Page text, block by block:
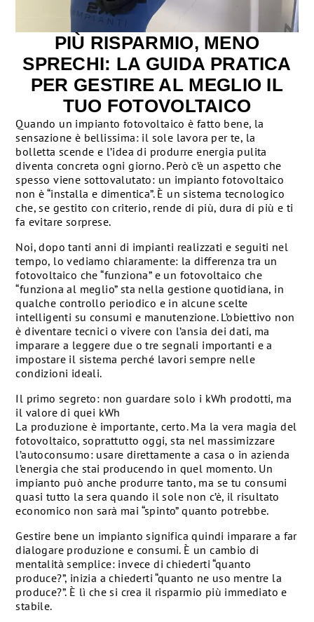
PIÙ RISPARMIO, MENO
SPRECHI: LA GUIDA PRATICA
PER GESTIRE AL MEGLIO IL
TUO FOTOVOLTAICO
Quando un impianto fotovoltaico è fatto bene, la
sensazione è bellissima: il sole lavora per te, la
bolletta scende e l’idea di produrre energia pulita
diventa concreta ogni giorno. Però c’è un aspetto che
spesso viene sottovalutato: un impianto fotovoltaico
non è “installa e dimentica”. È un sistema tecnologico
che, se gestito con criterio, rende di più, dura di più e ti
fa evitare sorprese.
Noi, dopo tanti anni di impianti realizzati e seguiti nel
tempo, lo vediamo chiaramente: la differenza tra un
fotovoltaico che “funziona” e un fotovoltaico che
“funziona al meglio” sta nella gestione quotidiana, in
qualche controllo periodico e in alcune scelte
intelligenti su consumi e manutenzione. L’obiettivo non
è diventare tecnici o vivere con l’ansia dei dati, ma
imparare a leggere due o tre segnali importanti e a
impostare il sistema perché lavori sempre nelle
condizioni ideali.
Il primo segreto: non guardare solo i kWh prodotti, ma
il valore di quei kWh
La produzione è importante, certo. Ma la vera magia del
fotovoltaico, soprattutto oggi, sta nel massimizzare
l’autoconsumo: usare direttamente a casa o in azienda
l’energia che stai producendo in quel momento. Un
impianto può anche produrre tanto, ma se tu consumi
quasi tutto la sera quando il sole non c’è, il risultato
economico non sarà mai “spinto” quanto potrebbe.
Gestire bene un impianto significa quindi imparare a far
dialogare produzione e consumi. È un cambio di
mentalità semplice: invece di chiederti “quanto
produce?”, inizia a chiederti “quanto ne uso mentre la
produce?”. È lì che si crea il risparmio più immediato e
stabile.